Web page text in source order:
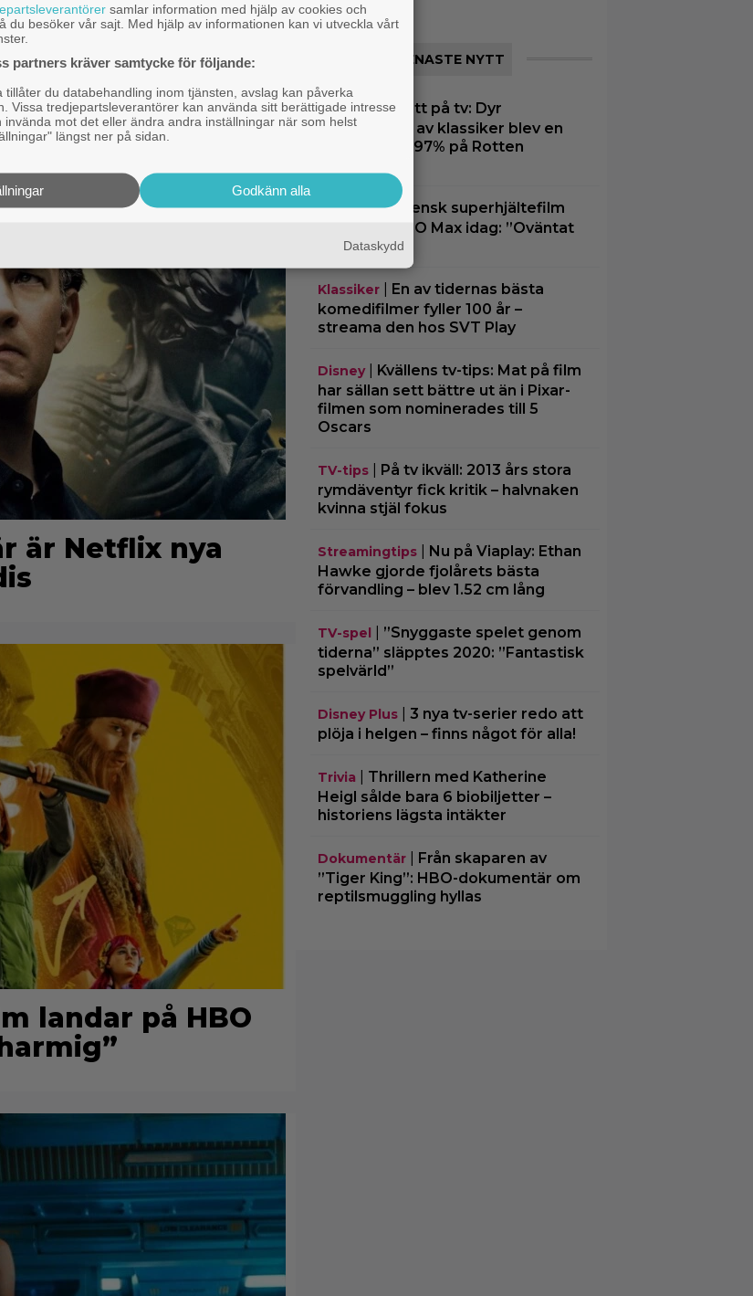
Heigl sålde
lägsta
är Netflix nya
landar på HBO
SENASTE NYTT
Klassiker|Inatt på tv: Dyr
filmatisering av klassiker blev en
jättesuccé – 97% på Rotten
HBO Max|Svensk superhjältefilm
landar på HBO Max idag: ”Oväntat
charmig”
Klassiker| En av tidernas bästa
komedifilmer fyller 100 år –
streama den hos SVT Play
Disney| Kvällens tv-tips: Mat på film
har sällan sett bättre ut än i Pixar-
filmen som nominerades till 5
Oscars
TV-tips| På tv ikväll: 2013 års stora
rymdäventyr fick kritik – halvnaken
kvinna stjäl fokus
Streamingtips| Nu på Viaplay: Ethan
Hawke gjorde fjolårets bästa
förvandling – blev 1.52 cm lång
TV-spel
”Snyggaste spelet genom
tiderna” släpptes 2020: ”Fantastisk
spelvärld”
Disney Plus| 3 nya tv-serier redo att
plöja i helgen – finns något för alla!
Trivia
Thrillern med Katherine
Heigl sålde bara 6 biobiljetter –
historiens lägsta intäkter
Dokumentär| Från skaparen av
”Tiger King”: HBO-dokumentär om
reptilsmuggling hyllas
samlar information med hjälp av cookies och
du besöker vår sajt. Med hjälp av informationen kan vi utveckla vårt
partners kräver samtycke för följande:
tillåter du databehandling inom tjänsten, avslag kan påverka
Vissa tredjepartsleverantörer kan använda sitt berättigade intresse
mot det eller ändra andra inställningar när som helst
längst ner på sidan.
Godkänn alla
Dataskydd